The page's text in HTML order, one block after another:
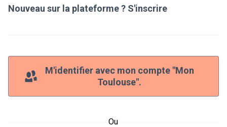
Nouveau sur la plateforme ? S'inscrire
M'identifier avec mon compte "Mon
Toulouse".
Ou